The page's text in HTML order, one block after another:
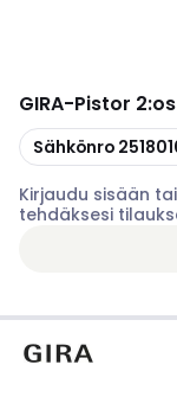
GIRA-Pistor
Kopioi
Sähkönro
Kirjaudu sisään
tehdäksesi